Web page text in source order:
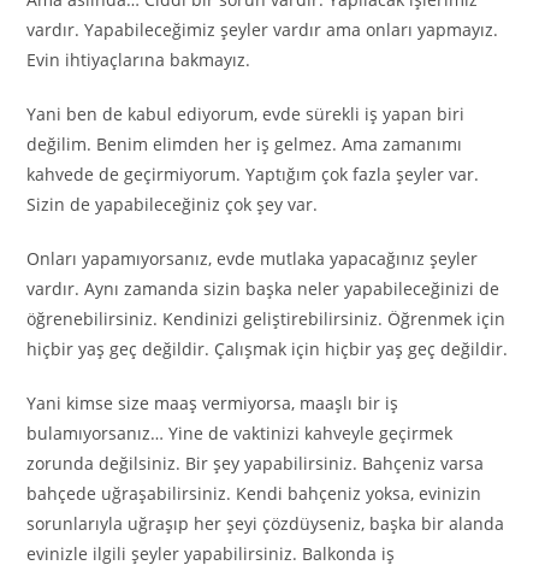
vardır. Yapabileceğimiz şeyler vardır ama onları yapmayız.
Evin ihtiyaçlarına bakmayız.
Yani ben de kabul ediyorum, evde sürekli iş yapan biri
değilim. Benim elimden her iş gelmez. Ama zamanımı
kahvede de geçirmiyorum. Yaptığım çok fazla şeyler var.
Sizin de yapabileceğiniz çok şey var.
Onları yapamıyorsanız, evde mutlaka yapacağınız şeyler
vardır. Aynı zamanda sizin başka neler yapabileceğinizi de
öğrenebilirsiniz. Kendinizi geliştirebilirsiniz. Öğrenmek için
hiçbir yaş geç değildir. Çalışmak için hiçbir yaş geç değildir.
Yani kimse size maaş vermiyorsa, maaşlı bir iş
bulamıyorsanız… Yine de vaktinizi kahveyle geçirmek
zorunda değilsiniz. Bir şey yapabilirsiniz. Bahçeniz varsa
bahçede uğraşabilirsiniz. Kendi bahçeniz yoksa, evinizin
sorunlarıyla uğraşıp her şeyi çözdüyseniz, başka bir alanda
evinizle ilgili şeyler yapabilirsiniz. Balkonda iş